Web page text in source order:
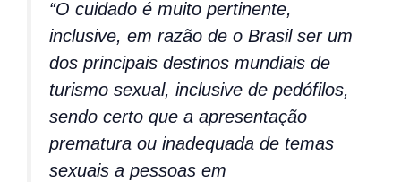
“O cuidado é muito pertinente,
inclusive, em razão de o Brasil ser um
dos principais destinos mundiais de
turismo sexual, inclusive de pedófilos,
sendo certo que a apresentação
prematura ou inadequada de temas
sexuais a pessoas em